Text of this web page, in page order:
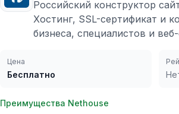
Российский конструктор
Хостинг, SSL-сертификат и
бизнеса, специалистов и
Цена
Бесплатно
Преимущества Nethouse